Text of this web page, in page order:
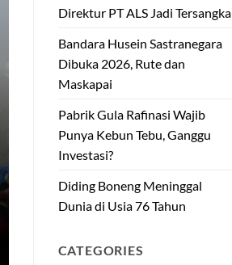
Direktur PT ALS Jadi Tersangka
Bandara Husein Sastranegara
Dibuka 2026, Rute dan
Maskapai
Pabrik Gula Rafinasi Wajib
Punya Kebun Tebu, Ganggu
Investasi?
Diding Boneng Meninggal
Dunia di Usia 76 Tahun
CATEGORIES